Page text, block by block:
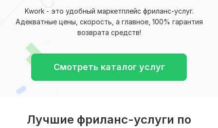
Kwork - это удобный маркетплейс фриланс-услуг.
Адекватные цены, скорость, а главное, 100% гарантия
возврата средств!
Смотреть каталог услуг
Лучшие фриланс-услуги по